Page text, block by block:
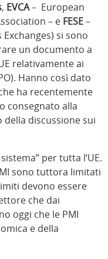
, EVCA– European
– e FESE–
si sono
un documento a
relativamente ai
Hanno così dato
ha recentemente
consegnato alla
discussione sui
per tutta l’UE.
sono tuttora limitati
devono essere
che dai
oggi che le PMI
e della